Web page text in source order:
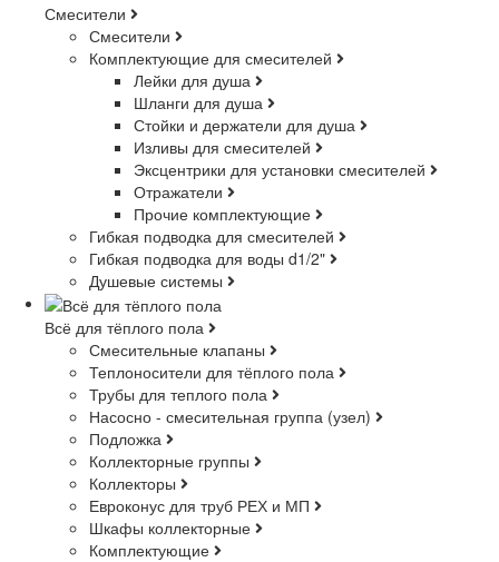
Смесители
Смесители
Комплектующие для смесителей
Лейки для душа
Шланги для душа
Стойки и держатели для душа
Изливы для смесителей
Эксцентрики для установки смесителей
Отражатели
Прочие комплектующие
Гибкая подводка для смесителей
Гибкая подводка для воды d1/2"
Душевые системы
Всё для тёплого пола
Смесительные клапаны
Теплоносители для тёплого пола
Трубы для теплого пола
Насосно - смесительная группа (узел)
Подложка
Коллекторные группы
Коллекторы
Евроконус для труб РЕХ и МП
Шкафы коллекторные
Комплектующие